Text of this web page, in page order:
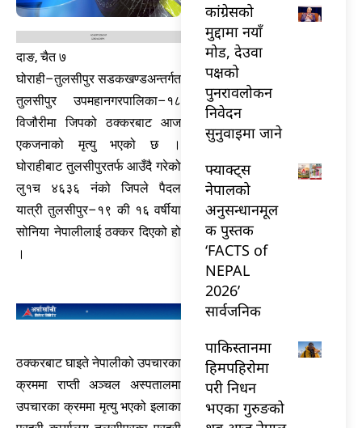
दाङ, चैत ७
घोराही–तुलसीपुर सडकखण्डअन्तर्गत
तुलसीपुर उपमहानगरपालिका–१८
विजौरीमा जिपको ठक्करबाट आज
एकजनाको मृत्यु भएको छ ।
घोराहीबाट तुलसीपुरतर्फ आउँदै गरेको
लु१च ४६३६ नंको जिपले पैदल
यात्री तुलसीपुर–१९ की १६ वर्षीया
सोनिया नेपालीलाई ठक्कर दिएको हो
।
ठक्करबाट घाइते नेपालीको उपचारका
क्रममा राप्ती अञ्चल अस्पतालमा
उपचारका क्रममा मृत्यु भएको इलाका
कांग्रेसको
मुद्दामा नयाँ
मोड, देउवा
पक्षको
पुनरावलोकन
निवेदन
सुनुवाइमा जाने
फ्याक्ट्स
नेपालको
अनुसन्धानमूल
क पुस्तक
‘FACTS of
NEPAL
2026’
सार्वजनिक
पाकिस्तानमा
हिमपहिरोमा
परी निधन
भएका गुरुङको